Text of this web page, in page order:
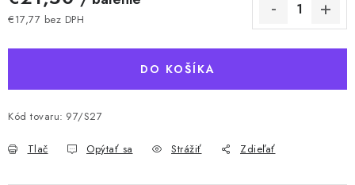
€17,77 bez DPH
DO KOŠÍKA
Kód tovaru: 97/S27
Tlač Opýtať sa Strážiť Zdieľať